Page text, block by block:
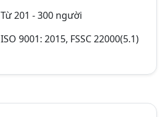
Từ 201 - 300 người
ISO 9001: 2015, FSSC 22000(5.1)